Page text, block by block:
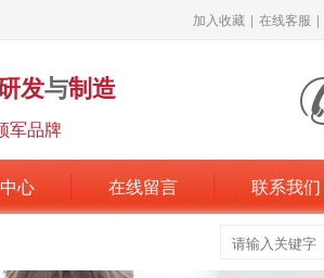
加入收藏 | 在线客服 |
发与制造
军品牌
心 在线留言 联系我们